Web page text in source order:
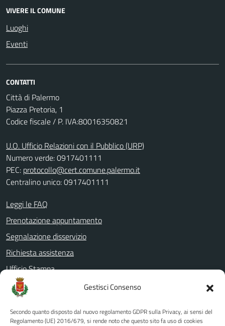
Gestisci Consenso
Secondo quanto disposto dal nuovo regolamento GDPR sulla Privacy, ai sensi del
Regolamento (UE) 2016/679, si rende noto che questo sito fa uso di cookies
VIVERE IL COMUNE
Luoghi
Eventi
CONTATTI
Città di Palermo
Piazza Pretoria, 1
Codice fiscale / P. IVA:80016350821
U.O. Ufficio Relazioni con il Pubblico (URP)
Numero verde: 0917401111
PEC: protocollo@cert.comune.palermo.it
Centralino unico: 0917401111
Leggi le FAQ
Prenotazione appuntamento
Segnalazione disservizio
Richiesta assistenza
Ufficio Stampa
Amministrazione Trasparente
Albo pretorio
Informativa privacy